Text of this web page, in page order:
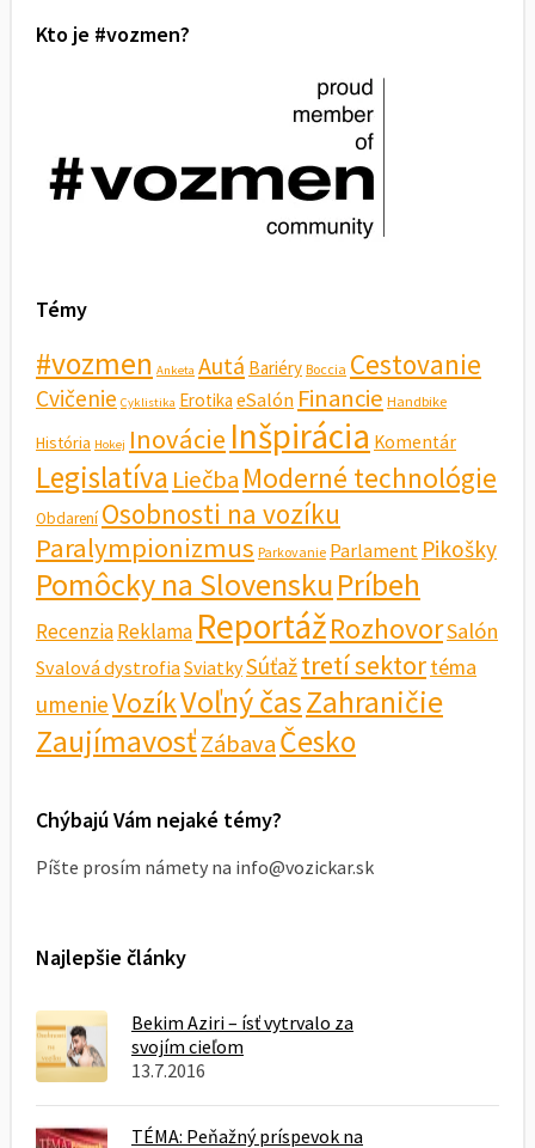
Kto je #vozmen?
Témy
#vozmen Anketa Autá Bariéry Boccia Cestovanie
Cvičenie Cyklistika Erotika eSalón Financie Handbike
História Hokej Inovácie Inšpirácia Komentár
Legislatíva Liečba Moderné technológie
Obdarení Osobnosti na vozíku
Paralympionizmus Parkovanie Parlament Pikošky
Pomôcky na SlovenskuPríbeh
RecenziaReklama ReportážRozhovorSalón
Svalová dystrofiaSviatkySúťažtretí sektortéma
umenieVozíkVoľný časZahraničie
ZaujímavosťZábavaČesko
Chýbajú Vám nejaké témy?
Píšte prosím námety na info@vozickar.sk
Najlepšie články
Bekim Aziri – ísť vytrvalo za
svojím cieľom
13.7.2016
TÉMA: Peňažný príspevok na